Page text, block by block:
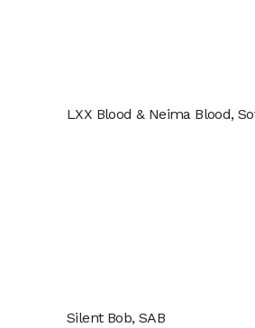
LXX Blood & Neima Blood,
Silent Bob, SAB